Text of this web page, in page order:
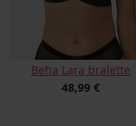
Beha Lara bralette
48,99 €